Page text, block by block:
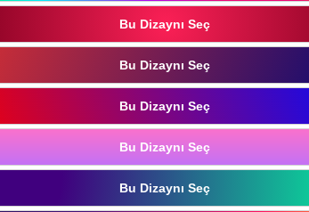
Bu Dizaynı Seç
Bu Dizaynı Seç
Bu Dizaynı Seç
Bu Dizaynı Seç
Bu Dizaynı Seç